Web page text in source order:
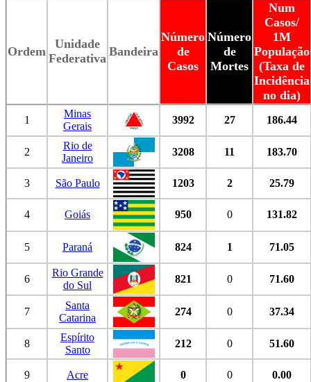
Ordem
Unidade
Federativa Bandeira
Número
de
Casos
Número
de
Mortes
Num
Casos/
1M
População
(Taxa de
Incidência
no dia)
1
Minas
Gerais
3992 27 186.44
2
Rio de
Janeiro
3208 11 183.70
3 São Paulo 1203 2 25.79
4 Goiás 950 0 131.82
5 Paraná 824 1 71.05
6
Rio Grande
do Sul
821 0 71.60
7
Santa
Catarina
274 0 37.34
8
Espírito
Santo
212 0 51.60
9 Acre 0 0 0.00